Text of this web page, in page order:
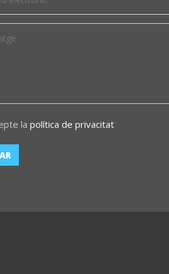
la política de privacitat